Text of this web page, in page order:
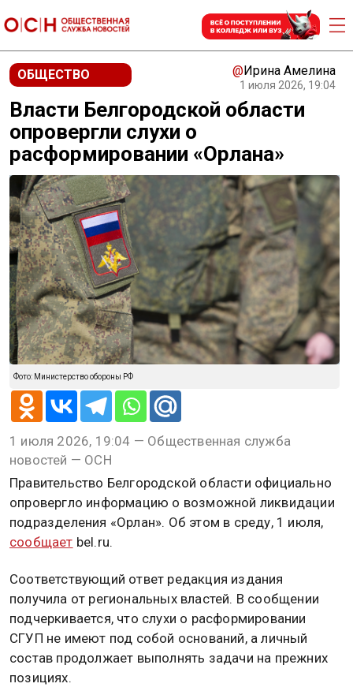
ОБЩЕСТВО @Ирина Амелина
1 июля 2026, 19:04
Власти Белгородской области
опровергли слухи о
расформировании «Орлана»
Фото: Министерство обороны РФ
1 июля 2026, 19:04 — Общественная служба
новостей — ОСН
Правительство Белгородской области официально
опровергло информацию о возможной ликвидации
подразделения «Орлан». Об этом в среду, 1 июля,
сообщает bel.ru.
Соответствующий ответ редакция издания
получила от региональных властей. В сообщении
подчеркивается, что слухи о расформировании
СГУП не имеют под собой оснований, а личный
состав продолжает выполнять задачи на прежних
позициях.